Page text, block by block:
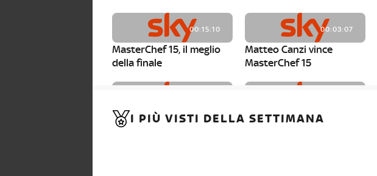
00:15:10
MasterChef 15, il meglio
della finale
00:03:07
Matteo Canzi vince
MasterChef 15
MasterChef 15, Carlotta è
MasterChef 15, Matteo
I PIÙ VISTI DELLA SETTIMANA